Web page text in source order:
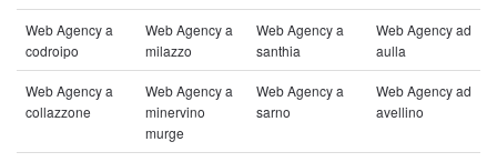
Web Agency a
codroipo
Web Agency a
milazzo
Web Agency a
santhia
Web Agency ad
aulla
Web Agency a
collazzone
Web Agency a
minervino
murge
Web Agency a
sarno
Web Agency ad
avellino